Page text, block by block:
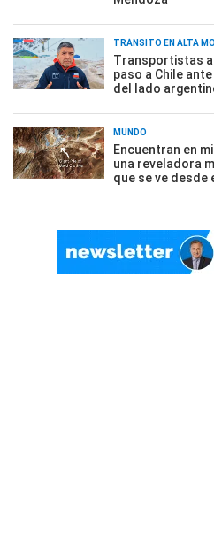
TRÁNSITO EN ALTA
Transportistas
paso a Chile
del lado
MUNDO
Encuentran en
una reveladora
que se ve desde